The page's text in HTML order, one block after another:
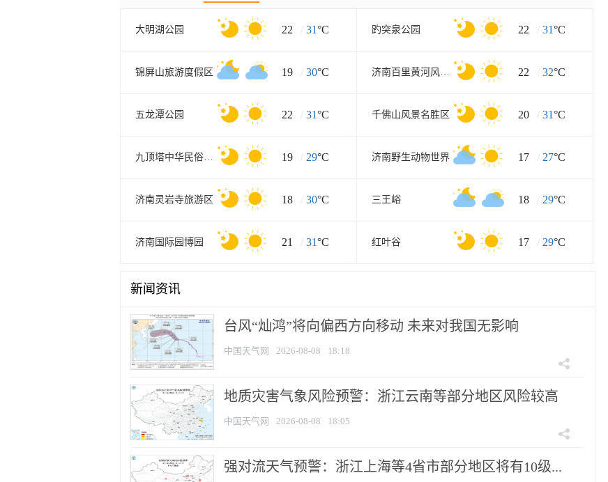
大明湖公园 22 / 31°C 趵突泉公园 22 / 31°C
锦屏山旅游度假区 19 / 30°C 济南百里黄河风景区东区 22 / 32°C
五龙潭公园 22 / 31°C 千佛山风景名胜区 20 / 31°C
九顶塔中华民俗欢乐园 19 / 29°C 济南野生动物世界 17 / 27°C
济南灵岩寺旅游区 18 / 30°C 三王峪 18 / 29°C
济南国际园博园 21 / 31°C 红叶谷 17 / 29°C
新闻资讯
台风“灿鸿”将向偏西方向移动 未来对我国无影响
中国天气网 2026-08-08 18:18
地质灾害气象风险预警：浙江云南等部分地区风险较高
中国天气网 2026-08-08 18:05
强对流天气预警：浙江上海等4省市部分地区将有10级...